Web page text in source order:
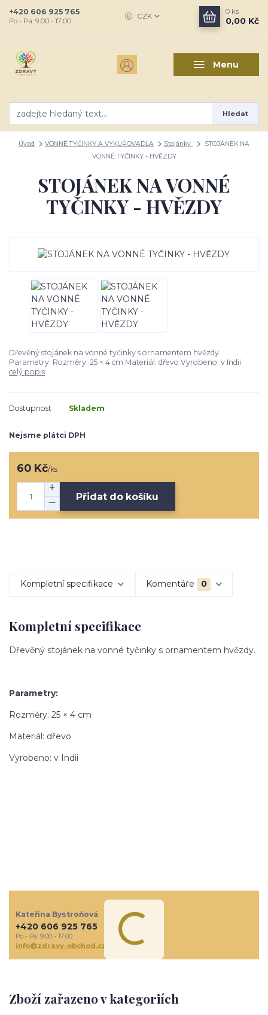
Menu
CZK
Hledat
+420 606 925 765
Po - Pá: 9:00 - 17:00
0 ks
0,00 Kč
Úvod VONNÉ TYČINKY A VYKUŘOVADLA Stojánky
STOJÁNEK NA
VONNÉ TYČINKY - HVĚZDY
STOJÁNEK NA VONNÉ
TYČINKY - HVĚZDY
Dřevěný stojánek na vonné tyčinky s ornamentem hvězdy.
Parametry: Rozměry: 25 × 4 cm Materiál: dřevo Vyrobeno: v Indii
celý popis
Dostupnost Skladem
Nejsme plátci DPH
60 Kč/ks
Přidat do košíku
Kompletní specifikace Komentáře 0
Kompletní specifikace
Dřevěný stojánek na vonné tyčinky s ornamentem hvězdy.
Parametry:
Rozměry: 25 × 4 cm
Materiál: dřevo
Vyrobeno: v Indii
Zboží zařazeno v kategoriích
Kateřina Bystroňová
+420 606 925 765
Po - Pá: 9:00 - 17:00
info@zdravy-obchod.cz